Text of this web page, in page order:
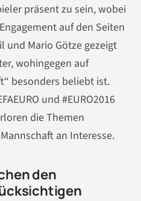
präsent zu sein, wobei
auf den Seiten
und Mario Götze gezeigt
wohingegen auf
besonders beliebt ist.
und #EURO2016
die Themen
an Interesse.
den